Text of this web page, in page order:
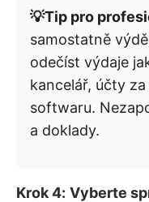
💡Tip pro
samostatně
odečíst výdaje
kancelář, účty
softwaru.
a doklady.
Krok 4: Vyberte